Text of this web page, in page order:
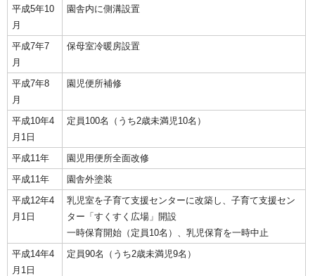
平成5年10
月
園舎内に側溝設置
平成7年7
月
保母室冷暖房設置
平成7年8
月
園児便所補修
平成10年4
月1日
定員100名（うち2歳未満児10名）
平成11年
園児用便所全面改修
平成11年
園舎外塗装
平成12年4
月1日
乳児室を子育て支援センターに改築し、子育て支援セン
ター「すくすく広場」開設
一時保育開始（定員10名）、乳児保育を一時中止
平成14年4
月1日
定員90名（うち2歳未満児9名）